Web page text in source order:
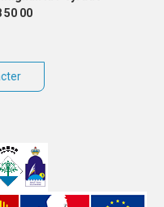
50 00